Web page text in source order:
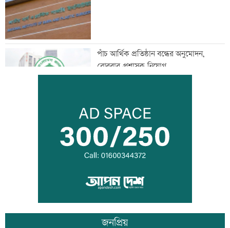
পাঁচ আর্থিক প্রতিষ্ঠান বন্ধের অনুমোদন,
রোববার প্রশাসক নিয়োগ
ঢাকা-ময়মনসিংহ রেল যোগাযোগ স্বাভাবিক
সিঙ্গাপুর থেকে এক কার্গো এলএনজি কিনবে
সরকার
জনপ্রিয়